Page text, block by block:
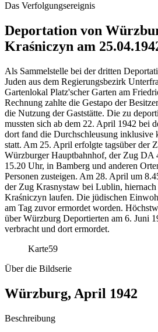
Das Verfolgungsereignis
Deportation von
Kraśniczyn am
Als Sammelstelle bei der dritten
Juden aus dem Regierungsbezirk
Gartenlokal Platz'scher Garten am
Rechnung zahlte die Gestapo der
die Nutzung der Gaststätte. Die zu
mussten sich ab dem 22. April 1942 bei
dort fand die Durchschleusung inklusive
statt. Am 25. April erfolgte tagsüber der
Würzburger Hauptbahnhof, der Zug DA
15.20 Uhr, in Bamberg und anderen
Personen zusteigen. Am 28. April um
der Zug Krasnystaw bei Lublin,
Kraśniczyn laufen. Die jüdischen
am Tag zuvor ermordet worden.
über Würzburg Deportierten am 6. Juni
verbracht und dort ermordet.
Karte59
Über die Bildserie
Würzburg, April 1942
Beschreibung